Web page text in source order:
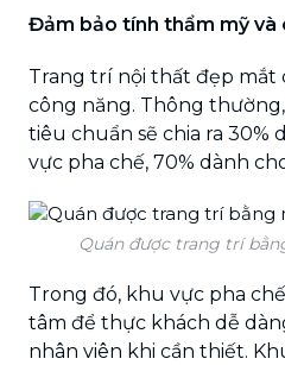
Đảm bảo tính thẩm mỹ và
Trang trí nội thất đẹp mắt
công năng. Thông
tiêu chuẩn sẽ chia ra 30%
vực pha chế, 70% dành
Quán được trang trí
Trong đó, khu vực pha
tâm để thực khách dễ
nhân viên khi cần thiết.